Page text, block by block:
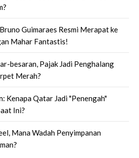
Guimaraes Resmi Merapat ke
Mahar Fantastis!
besaran, Pajak Jadi Penghalang
Merah?
Kenapa Qatar Jadi "Penengah"
Ini?
Mana Wadah Penyimpanan